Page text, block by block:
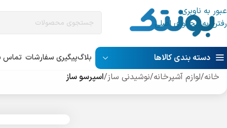
عبور به ناوبری
رفتن به محتوای اصلی
دسته بندی کالاها بلاگپیگیری سفارشات تماس
خانه/لوازم آشپرخانه/نوشیدنی ساز/اسپرسو ساز